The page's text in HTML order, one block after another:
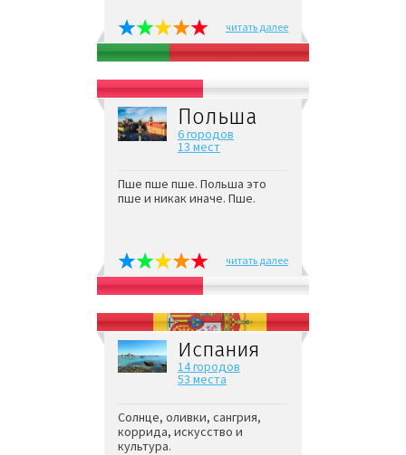
читать далее
Польша
6 городов
13 мест
Пше пше пше. Польша это
пше и никак иначе. Пше.
читать далее
Испания
14 городов
53 места
Солнце, оливки, сангрия,
коррида, искусство и
культура.